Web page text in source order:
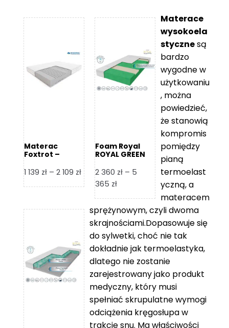
Materac
Foxtrot –
1 139 zł – 2 109 złZakres
cen:
1
139 zł
do
2
109 zł
Foam Royal
ROYAL GREEN
piankowy
2 360 zł – 5
365 złZakres
od
2
360 zł
5
365 zł
Materace
wysokoela
stycznesą
bardzo
wygodne w
użytkowaniu
, można
powiedzieć,
że stanowią
kompromis
pomiędzy
pianą
termoelast
yczną, a
materacem
sprężynowym, czyli dwoma
skrajnościami.Dopasowuje się
do sylwetki, choć nie tak
dokładnie jak termoelastyka,
dlatego nie zostanie
zarejestrowany jako produkt
medyczny, który musi
spełniać skrupulatne wymogi
odciążenia kręgosłupa w
trakcie snu. Ma właściwości